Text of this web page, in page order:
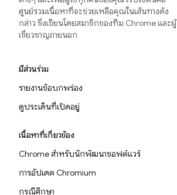
ศูนย์รวมเนื้อหาที่จะช่วยเหลือคุณในเส้นทางดัง
กล่าว ซึ่งเขียนโดยสมาชิกของทีม Chrome และผู้
เชี่ยวชาญภายนอก
มีส่วนร่วม
รายงานข้อบกพร่อง
ดูประเด็นที่เปิดอยู่
เนื้อหาที่เกี่ยวข้อง
Chrome สำหรับนักพัฒนาซอฟต์แวร์
การอัปเดต Chromium
กรณีศึกษา